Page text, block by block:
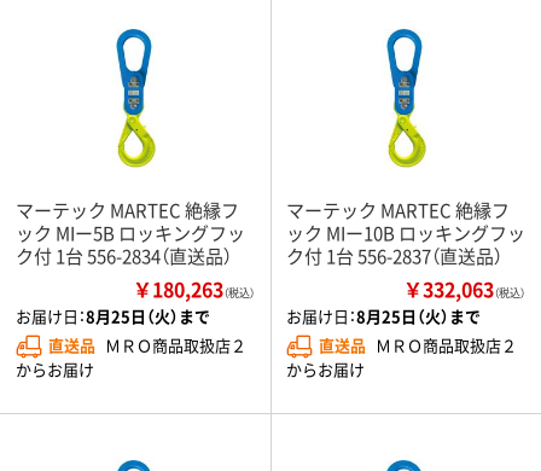
マーテック MARTEC 絶縁フ
ック MIー5B ロッキングフッ
ク付 1台 556-2834（直送品）
￥180,263（税込）
お届け日：8月25日（火）まで
直送品 ＭＲＯ商品取扱店２
からお届け
マーテック MARTEC 絶縁フ
ック MIー10B ロッキングフッ
ク付 1台 556-2837（直送品）
￥332,063（税込）
お届け日：8月25日（火）まで
直送品 ＭＲＯ商品取扱店２
からお届け